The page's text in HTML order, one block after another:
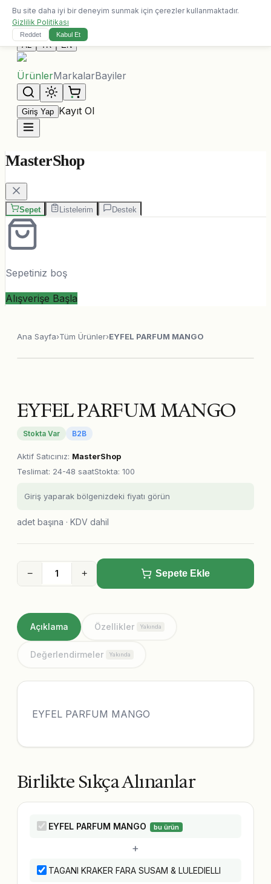
10.000 ALL üzeri siparişlerde ücretsiz kargo
Bize Ulaşın
AL TR EN
ÜrünlerMarkalarBayiler
Giriş Yap Kayıt Ol
MasterShop
Sepet Listelerim Destek
Sepetiniz boş
Alışverişe Başla
Ana Sayfa›Tüm Ürünler›EYFEL PARFUM MANGO
EYFEL PARFUM MANGO
Stokta Var B2B
Aktif Satıcınız: MasterShop
Teslimat: 24-48 saatStokta: 100
Giriş yaparak bölgenizdeki fiyatı görün
adet başına · KDV dahil
− + Sepete Ekle
Açıklama Özellikler Yakında
Değerlendirmeler Yakında
EYFEL PARFUM MANGO
Birlikte Sıkça Alınanlar
EYFEL PARFUM MANGO bu ürün
+
TAGANI KRAKER FARA SUSAM & LULEDIELLI
Bu site daha iyi bir deneyim sunmak için çerezler kullanmaktadır.
Gizlilik Politikası
Reddet Kabul Et